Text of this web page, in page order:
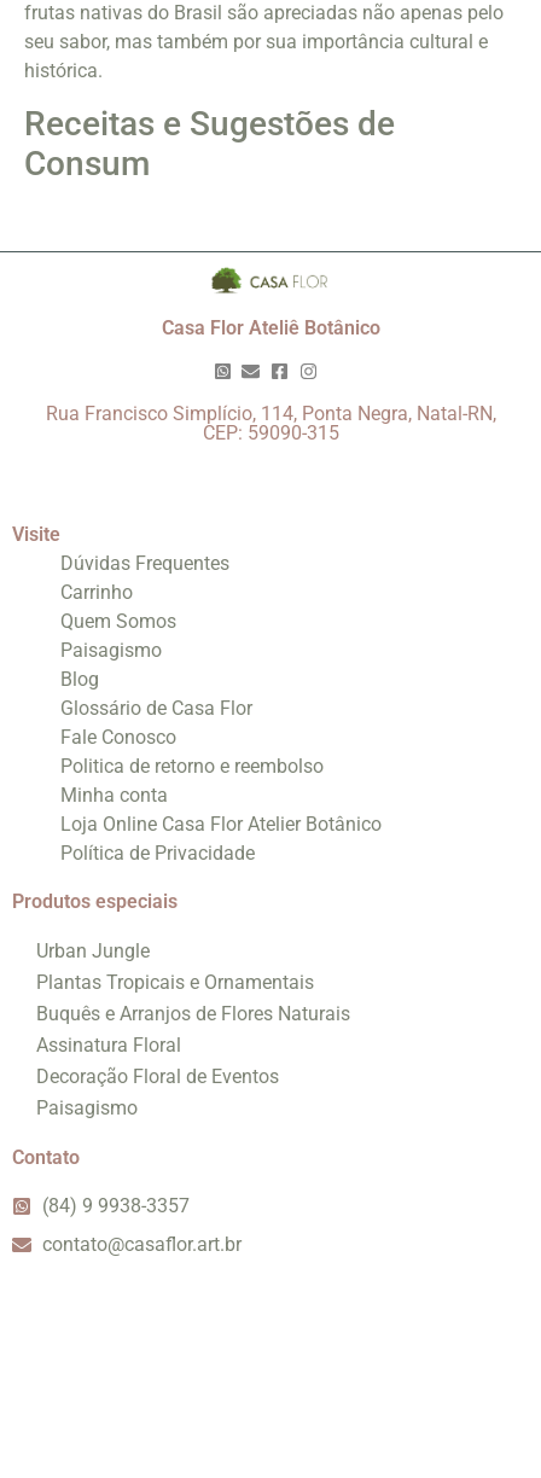
frutas nativas do Brasil são apreciadas não apenas pelo
seu sabor, mas também por sua importância cultural e
histórica.
Receitas e Sugestões de
Consum
Casa Flor Ateliê Botânico
Rua Francisco Simplício, 114, Ponta Negra, Natal-RN,
CEP: 59090-315
Visite
Dúvidas Frequentes
Carrinho
Quem Somos
Paisagismo
Blog
Glossário de Casa Flor
Fale Conosco
Politica de retorno e reembolso
Minha conta
Loja Online Casa Flor Atelier Botânico
Política de Privacidade
Produtos especiais
Urban Jungle
Plantas Tropicais e Ornamentais
Buquês e Arranjos de Flores Naturais
Assinatura Floral
Decoração Floral de Eventos
Paisagismo
Contato
(84) 9 9938-3357
contato@casaflor.art.br